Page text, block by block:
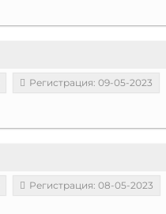
Регистрация: 09-05-2023
Регистрация: 08-05-2023